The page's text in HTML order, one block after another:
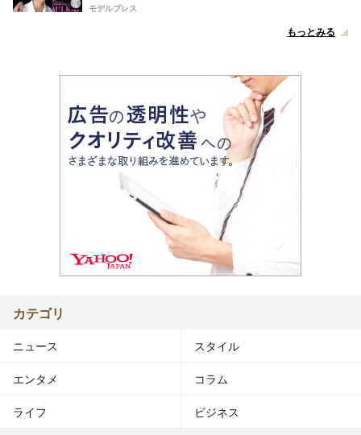
モデルプレス
もっとみる
カテゴリ
ニュース スタイル
エンタメ コラム
ライフ ビジネス